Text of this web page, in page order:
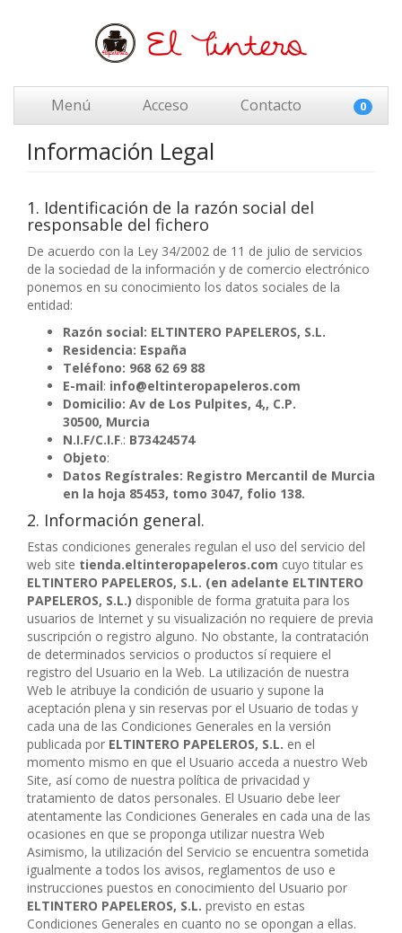
Menú Acceso Contacto 0
Información Legal
1. Identificación de la razón social del
responsable del fichero
De acuerdo con la Ley 34/2002 de 11 de julio de servicios
de la sociedad de la información y de comercio electrónico
ponemos en su conocimiento los datos sociales de la
entidad:
Razón social: ELTINTERO PAPELEROS, S.L.
Residencia: España
Teléfono: 968 62 69 88
E-mail: info@eltinteropapeleros.com
Domicilio: Av de Los Pulpites, 4,, C.P.
30500, Murcia
N.I.F/C.I.F.: B73424574
Objeto:
Datos Regístrales: Registro Mercantil de Murcia
en la hoja 85453, tomo 3047, folio 138.
2. Información general.
Estas condiciones generales regulan el uso del servicio del
web site tienda.eltinteropapeleros.com cuyo titular es
ELTINTERO PAPELEROS, S.L. (en adelante ELTINTERO
PAPELEROS, S.L.) disponible de forma gratuita para los
usuarios de Internet y su visualización no requiere de previa
suscripción o registro alguno. No obstante, la contratación
de determinados servicios o productos sí requiere el
registro del Usuario en la Web. La utilización de nuestra
Web le atribuye la condición de usuario y supone la
aceptación plena y sin reservas por el Usuario de todas y
cada una de las Condiciones Generales en la versión
publicada por ELTINTERO PAPELEROS, S.L. en el
momento mismo en que el Usuario acceda a nuestro Web
Site, así como de nuestra política de privacidad y
tratamiento de datos personales. El Usuario debe leer
atentamente las Condiciones Generales en cada una de las
ocasiones en que se proponga utilizar nuestra Web
Asimismo, la utilización del Servicio se encuentra sometida
igualmente a todos los avisos, reglamentos de uso e
instrucciones puestos en conocimiento del Usuario por
ELTINTERO PAPELEROS, S.L. previsto en estas
Condiciones Generales en cuanto no se opongan a ellas.